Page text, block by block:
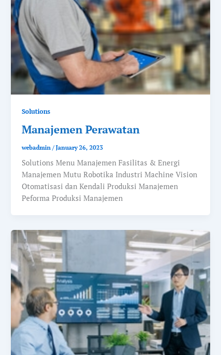
Solutions
Manajemen Perawatan
webadmin/January 26, 2023
Solutions Menu Manajemen Fasilitas & Energi
Manajemen Mutu Robotika Industri Machine Vision
Otomatisasi dan Kendali Produksi Manajemen
Peforma Produksi Manajemen